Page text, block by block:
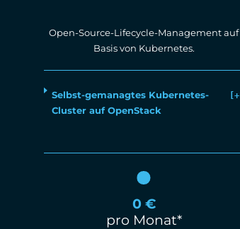
Open-Source-Lifecycle-Management auf
Basis von Kubernetes.
Selbst-gemanagtes Kubernetes-
Cluster auf OpenStack
0 €
pro Monat*